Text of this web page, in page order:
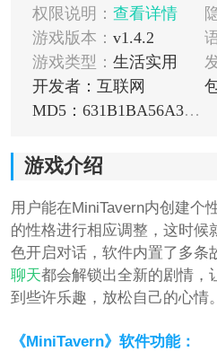
权限说明： 查看详情
游戏版本： v1.4.2
游戏类型： 生活实用
开发者：互联网
MD5：631B1BA56A3425E781CB67E49C39E0AC
游戏介绍
用户能在MiniTavern内创建个
的性格进行相应调整，这时候
色开启对话，软件内置了多条
聊天都会解锁出全新的剧情，
到些许乐趣，放松自己的心情。
《MiniTavern》软件功能：